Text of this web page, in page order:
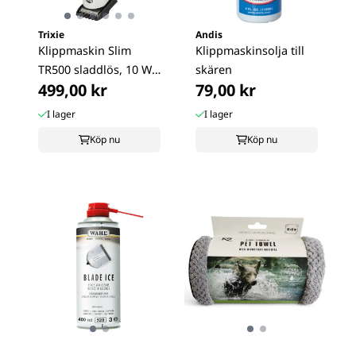
Trixie
Klippmaskin Slim
TR500 sladdlös, 10 W,
vit/svart
499,00 kr
I lager
Köp nu
Andis
Klippmaskinsolja till
skären
79,00 kr
I lager
Köp nu